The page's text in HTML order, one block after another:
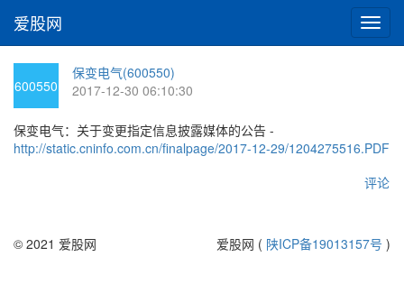
切
换
爱股网
600550
保变电气(600550)
2017-12-30 06:10:30
保变电气：关于变更指定信息披露媒体的公告 -
http://static.cninfo.com.cn/finalpage/2017-12-29/1204275516.PDF
评论
© 2021 爱股网 爱股网 ( 陕ICP备19013157号 )